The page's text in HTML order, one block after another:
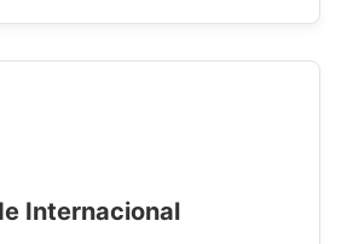
Internacional